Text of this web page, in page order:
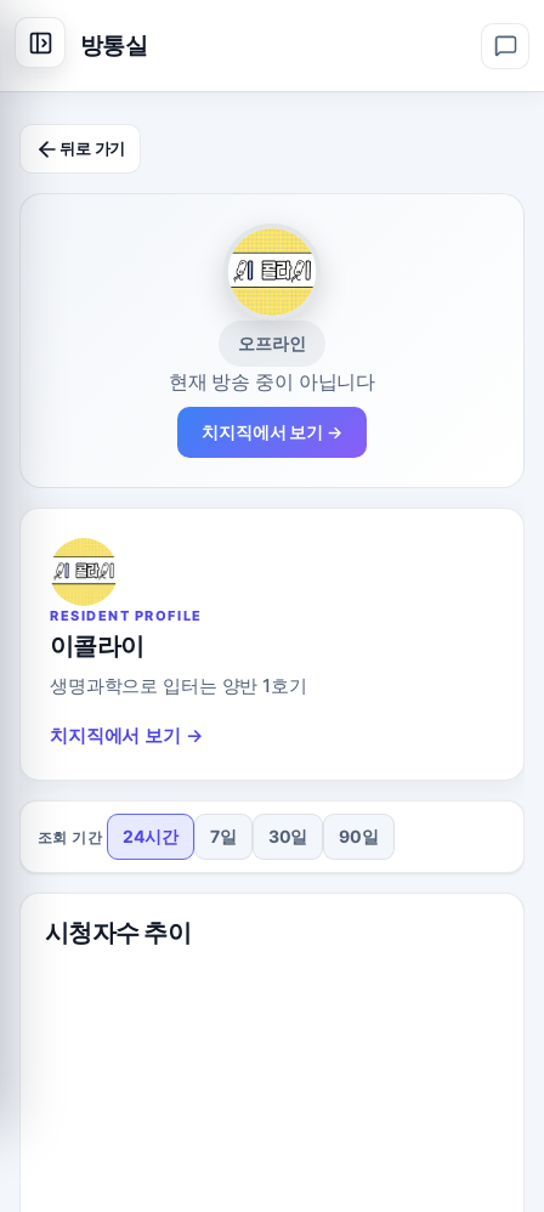
방통실
뒤로 가기
오프라인
현재 방송 중이 아닙니다
치지직에서 보기 →
RESIDENT PROFILE
이콜라이
생명과학으로 입터는 양반 1호기
치지직에서 보기 →
조회 기간 24시간 7일 30일 90일
시청자수 추이